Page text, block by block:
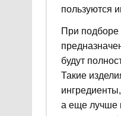
пользуются
При подборе
будут
Такие
а еще лучше